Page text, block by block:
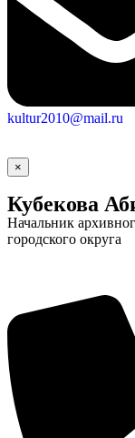
kultur2010@mail.ru
×
Кубекова
Начальник
городского округа